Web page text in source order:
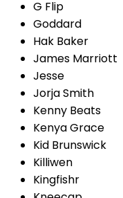
G Flip
Goddard
Hak Baker
James Marriott
Jesse
Jorja Smith
Kenny Beats
Kenya Grace
Kid Brunswick
Killiwen
Kingfishr